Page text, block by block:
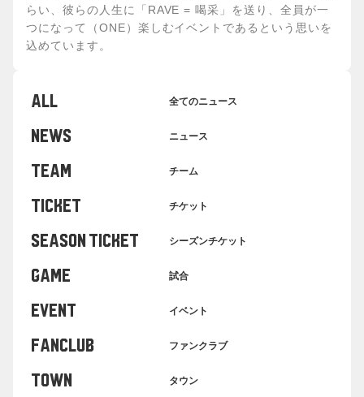
らい、彼らの人生に「RAVE = 喝采」を送り、全員が一
つになって（ONE）楽しむイベントであるという思いを
込めています。
ALL 全てのニュース
NEWS ニュース
TEAM チーム
TICKET チケット
SEASON TICKET シーズンチケット
GAME 試合
EVENT イベント
FANCLUB ファンクラブ
TOWN タウン